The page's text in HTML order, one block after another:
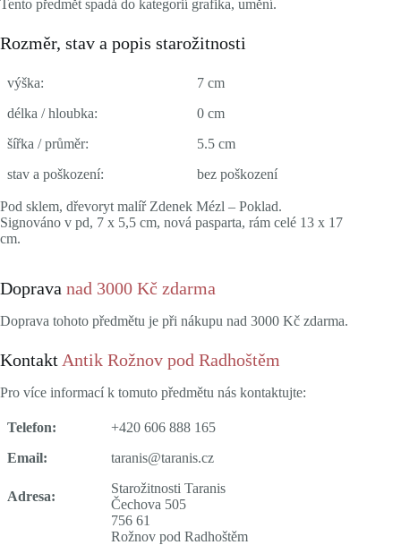
Tento předmět spadá do kategorií grafika, umění.
Rozměr, stav a popis starožitnosti
výška:
7 cm
délka / hloubka:
0 cm
šířka / průměr:
5.5 cm
stav a poškození:
bez poškození
Pod sklem, dřevoryt malíř Zdenek Mézl – Poklad.
Signováno v pd, 7 x 5,5 cm, nová pasparta, rám celé 13 x 17
cm.
Doprava nad 3000 Kč zdarma
Doprava tohoto předmětu je při nákupu nad 3000 Kč zdarma.
Kontakt Antik Rožnov pod Radhoštěm
Pro více informací k tomuto předmětu nás kontaktujte:
Telefon:
+420 606 888 165
Email:
taranis@taranis.cz
Adresa:
Starožitnosti Taranis
Čechova 505
756 61
Rožnov pod Radhoštěm